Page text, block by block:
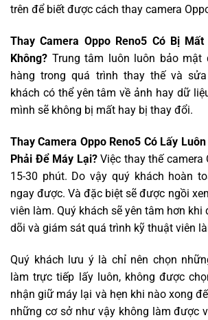
trên để biết được cách thay camera
Thay Camera Oppo Reno5 Có Bị
Không? Trung tâm luôn luôn bảo mật
hàng trong quá trình thay thế và
khách có thể yên tâm về ảnh hay dữ
mình sẽ không bị mất hay bị thay đổi.
Thay Camera Oppo Reno5 Có Lấy
Phải Để Máy Lại?Việc thay thế camera
15-30 phút. Do vậy quý khách hoàn
ngay được. Và đặc biệt sẽ được ngồi
viên làm. Quý khách sẽ yên tâm hơn
dõi và giám sát quá trình kỹ thuật viên
Quý khách lưu ý là chỉ nên chọn
làm trực tiếp lấy luôn, không được
nhận giữ máy lại và hẹn khi nào xong
những cơ sở như vậy không làm được